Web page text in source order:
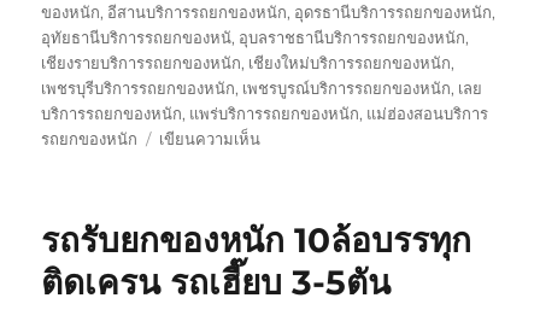
ของหนัก, อีสานบริการรถยกของหนัก, อุดรธานีบริการรถยกของหนัก,
อุทัยธานีบริการรถยกของหนั, อุบลราชธานีบริการรถยกของหนัก,
เชียงรายบริการรถยกของหนัก, เชียงใหม่บริการรถยกของหนัก,
เพชรบุรีบริการรถยกของหนัก, เพชรบูรณ์บริการรถยกของหนัก, เลย
บริการรถยกของหนัก, แพร่บริการรถยกของหนัก, แม่ฮ่องสอนบริการ
รถยกของหนัก
เขียนความเห็นบน
เลอ
รถ
รถรับยกของหนัก 10ล้อบรรทุก
ติดเครน รถเฮี๊ยบ 3-5ตัน